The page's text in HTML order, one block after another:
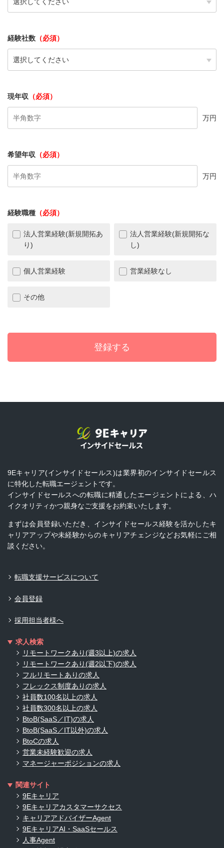
経験社数 （必須）
現年収 （必須）
万円
希望年収 （必須）
万円
経験職種 （必須）
法人営業経験(新規開拓あ
り)
法人営業経験(新規開拓な
し)
個人営業経験 営業経験なし
その他
9Eキャリア(インサイドセールス)は業界初のインサイドセールス
に特化した転職エージェントです。
インサイドセールスへの転職に精通したエージェントによる、ハ
イクオリティかつ親身なご支援をお約束いたします。
まずは会員登録いただき、インサイドセールス経験を活かしたキ
ャリアアップや未経験からのキャリアチェンジなどお気軽にご相
談ください。
転職支援サービスについて
会員登録
採用担当者様へ
求人検索
リモートワークあり(週3以上)の求人
リモートワークあり(週2以下)の求人
フルリモートありの求人
フレックス制度ありの求人
社員数100名以上の求人
社員数300名以上の求人
BtoB(SaaS／IT)の求人
BtoB(SaaS／IT以外)の求人
BtoCの求人
営業未経験歓迎の求人
マネージャーポジションの求人
関連サイト
9Eキャリア
9Eキャリアカスタマーサクセス
キャリアアドバイザーAgent
9EキャリアAI・SaaSセールス
人事Agent